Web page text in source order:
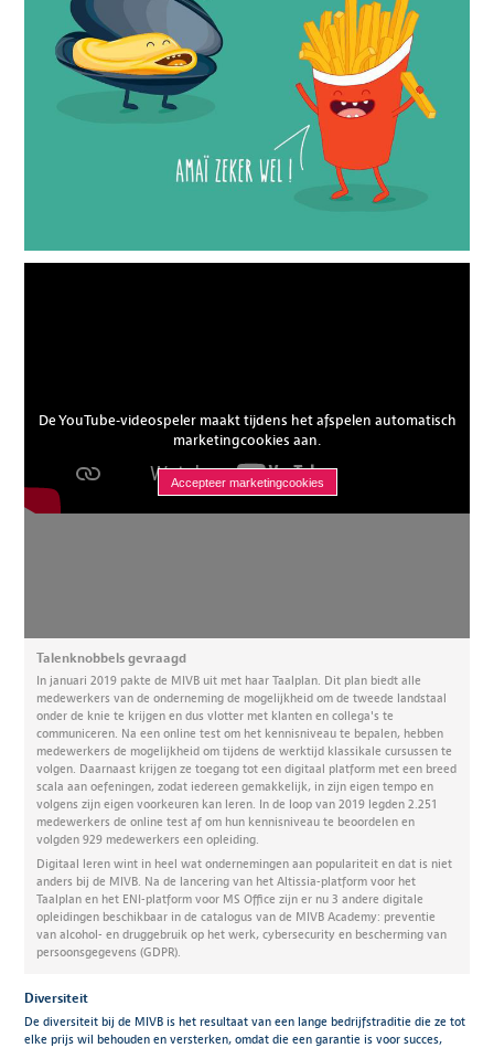
De YouTube-videospeler maakt tijdens het afspelen automatisch
marketingcookies aan.
Accepteer marketingcookies
Talenknobbels gevraagd
In januari 2019 pakte de MIVB uit met haar Taalplan. Dit plan biedt alle
medewerkers van de onderneming de mogelijkheid om de tweede landstaal
onder de knie te krijgen en dus vlotter met klanten en collega's te
communiceren. Na een online test om het kennisniveau te bepalen, hebben
medewerkers de mogelijkheid om tijdens de werktijd klassikale cursussen te
volgen. Daarnaast krijgen ze toegang tot een digitaal platform met een breed
scala aan oefeningen, zodat iedereen gemakkelijk, in zijn eigen tempo en
volgens zijn eigen voorkeuren kan leren. In de loop van 2019 legden 2.251
medewerkers de online test af om hun kennisniveau te beoordelen en
volgden 929 medewerkers een opleiding.
Digitaal leren wint in heel wat ondernemingen aan populariteit en dat is niet
anders bij de MIVB. Na de lancering van het Altissia-platform voor het
Taalplan en het ENI-platform voor MS Office zijn er nu 3 andere digitale
opleidingen beschikbaar in de catalogus van de MIVB Academy: preventie
van alcohol- en druggebruik op het werk, cybersecurity en bescherming van
persoonsgegevens (GDPR).
Diversiteit
De diversiteit bij de MIVB is het resultaat van een lange bedrijfstraditie die ze tot
elke prijs wil behouden en versterken, omdat die een garantie is voor succes,